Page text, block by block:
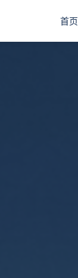
首页